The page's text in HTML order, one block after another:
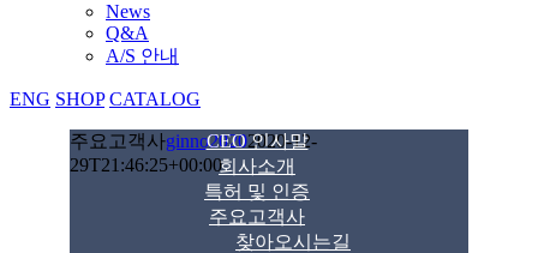
News
Q&A
A/S 안내
ENG SHOP CATALOG
주요고객사ginno20202020-12-
29T21:46:25+00:00
CEO 인사말
회사소개
특허 및 인증
주요고객사
찾아오시는길